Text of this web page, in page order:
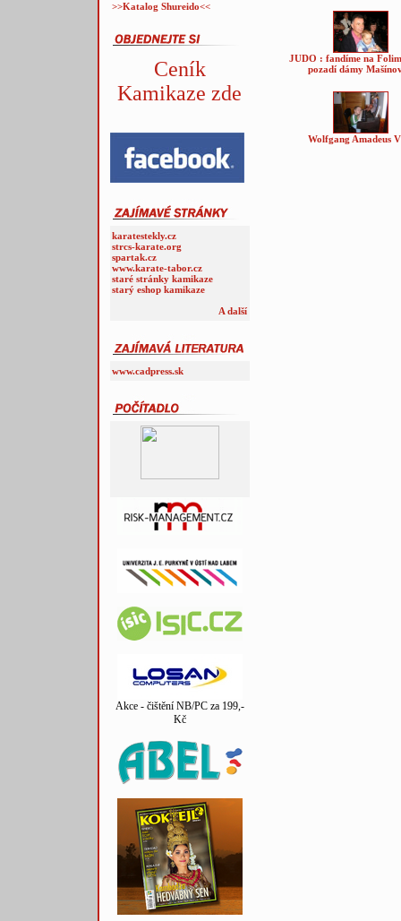
>>Katalog Shureido<<
Ceník
Kamikaze zde
karatestekly.cz
strcs-karate.org
spartak.cz
www.karate-tabor.cz
staré stránky kamikaze
starý eshop kamikaze
A další
www.cadpress.sk
Akce - čištění NB/PC za 199,-
Kč
JUDO : fandíme na
pozadí dámy
Wolfgang Amadeus